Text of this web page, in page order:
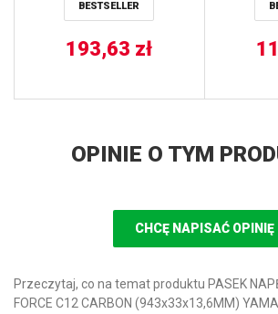
BESTSELLER
193,63 zł
OPINIE O TYM
CHCĘ NAPISAĆ OPINIĘ
Przeczytaj, co na temat produktu PASEK
FORCE C12 CARBON (943x33x13,6MM)